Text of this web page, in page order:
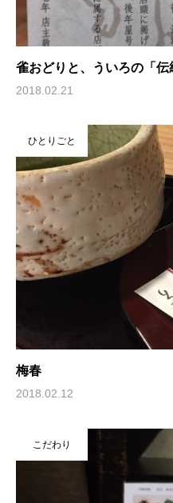
雀おどりと、ういろの「
2018.02.21
梅春
2018.02.12
ひとりごと
こだわり